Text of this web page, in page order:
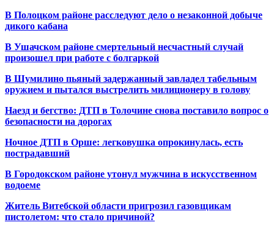
В Полоцком районе расследуют дело о незаконной добыче
дикого кабана
В Ушачском районе смертельный несчастный случай
произошел при работе с болгаркой
В Шумилино пьяный задержанный завладел табельным
оружием и пытался выстрелить милиционеру в голову
Наезд и бегство: ДТП в Толочине снова поставило вопрос о
безопасности на дорогах
Ночное ДТП в Орше: легковушка опрокинулась, есть
пострадавший
В Городокском районе утонул мужчина в искусственном
водоеме
Житель Витебской области пригрозил газовщикам
пистолетом: что стало причиной?